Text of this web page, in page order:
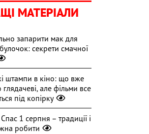
МАТЕРІАЛИ
запарити мак для
секрети смачної
штампи в кіно: що вже
але фільми все
під копірку
1 серпня – традиції і
робити